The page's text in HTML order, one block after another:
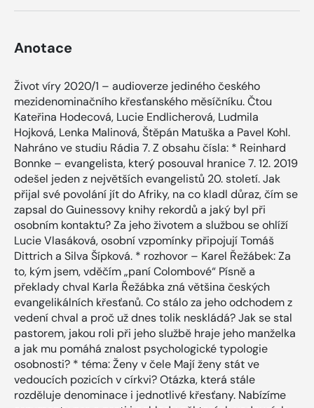
Anotace
Život víry 2020/1 – audioverze jediného českého
mezidenominačního křesťanského měsíčníku. Čtou
Kateřina Hodecová, Lucie Endlicherová, Ludmila
Hojková, Lenka Malinová, Štěpán Matuška a Pavel Kohl.
Nahráno ve studiu Rádia 7. Z obsahu čísla: * Reinhard
Bonnke – evangelista, který posouval hranice 7. 12. 2019
odešel jeden z největších evangelistů 20. století. Jak
přijal své povolání jít do Afriky, na co kladl důraz, čím se
zapsal do Guinessovy knihy rekordů a jaký byl při
osobním kontaktu? Za jeho životem a službou se ohlíží
Lucie Vlasáková, osobní vzpomínky připojují Tomáš
Dittrich a Silva Šípková. * rozhovor – Karel Řežábek: Za
to, kým jsem, vděčím „paní Colombové“ Písně a
překlady chval Karla Řežábka zná většina českých
evangelikálních křesťanů. Co stálo za jeho odchodem z
vedení chval a proč už dnes tolik neskládá? Jak se stal
pastorem, jakou roli při jeho službě hraje jeho manželka
a jak mu pomáhá znalost psychologické typologie
osobnosti? * téma: Ženy v čele Mají ženy stát ve
vedoucích pozicích v církvi? Otázka, která stále
rozděluje denominace i jednotlivé křesťany. Nabízíme